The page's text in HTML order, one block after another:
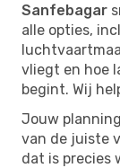
Sanfebagar
alle opties,
vliegt en hoe
begint. Wij
Jouw
van de juiste
dat is precies